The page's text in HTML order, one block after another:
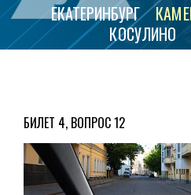
ЕКАТЕРИНБУРГ
КОСУЛИНО
БИЛЕТ 4, ВОПРОС 12